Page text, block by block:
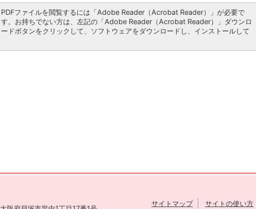
PDFファイルを閲覧するには「Adobe Reader（Acrobat Reader）」が必要で
す。お持ちでない方は、左記の「Adobe Reader（Acrobat Reader）」ダウンロ
ードボタンをクリックして、ソフトウェアをダウンロードし、インストールして
サイトマップ サイトの使い方